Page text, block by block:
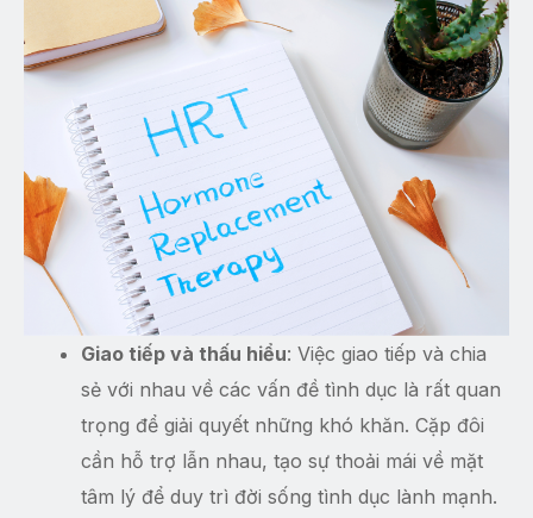
Giao tiếp và thấu hiểu: Việc giao tiếp và chia
sẻ với nhau về các vấn đề tình dục là rất quan
trọng để giải quyết những khó khăn. Cặp đôi
cần hỗ trợ lẫn nhau, tạo sự thoải mái về mặt
tâm lý để duy trì đời sống tình dục lành mạnh.